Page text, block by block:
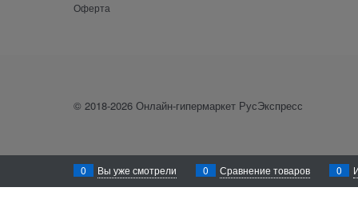
Оферта
© 2018-2026 Онлайн-гипермаркет РусЭкспресс
0 Вы уже смотрели 0 Сравнение товаров 0